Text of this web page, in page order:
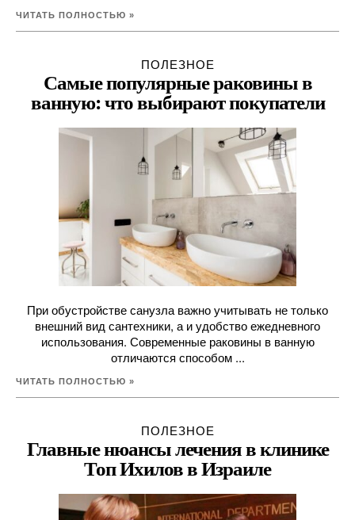
ЧИТАТЬ ПОЛНОСТЬЮ »
ПОЛЕЗНОЕ
Самые популярные раковины в
ванную: что выбирают покупатели
При обустройстве санузла важно учитывать не только
внешний вид сантехники, а и удобство ежедневного
использования. Современные раковины в ванную
отличаются способом ...
ЧИТАТЬ ПОЛНОСТЬЮ »
ПОЛЕЗНОЕ
Главные нюансы лечения в клинике
Топ Ихилов в Израиле